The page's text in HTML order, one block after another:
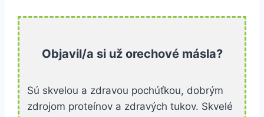
Objavil/a si už orechové másla?
Sú skvelou a zdravou pochúťkou, dobrým
zdrojom proteínov a zdravých tukov. Skvelé